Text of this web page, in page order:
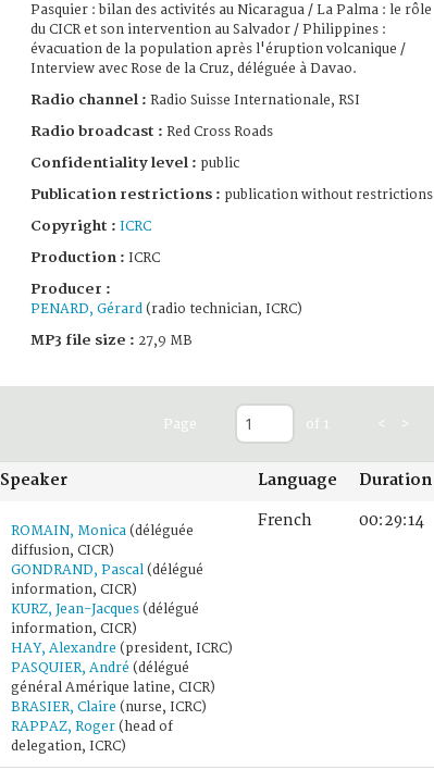
Pasquier : bilan des activités au Nicaragua / La Palma : le rôle
du CICR et son intervention au Salvador / Philippines :
évacuation de la population après l'éruption volcanique /
Interview avec Rose de la Cruz, déléguée à Davao.
Radio channel : Radio Suisse Internationale, RSI
Radio broadcast : Red Cross Roads
Confidentiality level : public
Publication restrictions : publication without restrictions
Copyright : ICRC
Production : ICRC
Producer :
PENARD, Gérard (radio technician, ICRC)
MP3 file size : 27,9 MB
Page of 1 < >
Speaker Language Duration
ROMAIN, Monica (déléguée
diffusion, CICR)
GONDRAND, Pascal (délégué
information, CICR)
KURZ, Jean-Jacques (délégué
information, CICR)
HAY, Alexandre (president, ICRC)
PASQUIER, André (délégué
général Amérique latine, CICR)
BRASIER, Claire (nurse, ICRC)
RAPPAZ, Roger (head of
delegation, ICRC)
French 00:29:14